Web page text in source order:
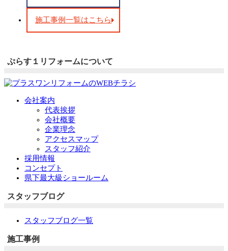
施工事例一覧はこちら
ぷらす１リフォームについて
会社案内
代表挨拶
会社概要
企業理念
アクセスマップ
スタッフ紹介
採用情報
コンセプト
県下最大級ショールーム
スタッフブログ
スタッフブログ一覧
施工事例